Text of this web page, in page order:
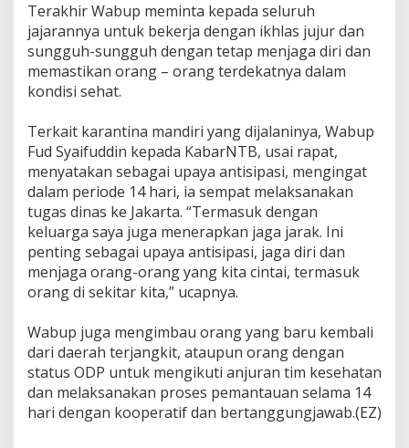
Terakhir Wabup meminta kepada seluruh
jajarannya untuk bekerja dengan ikhlas jujur dan
sungguh-sungguh dengan tetap menjaga diri dan
memastikan orang – orang terdekatnya dalam
kondisi sehat.
Terkait karantina mandiri yang dijalaninya, Wabup
Fud Syaifuddin kepada KabarNTB, usai rapat,
menyatakan sebagai upaya antisipasi, mengingat
dalam periode 14 hari, ia sempat melaksanakan
tugas dinas ke Jakarta. “Termasuk dengan
keluarga saya juga menerapkan jaga jarak. Ini
penting sebagai upaya antisipasi, jaga diri dan
menjaga orang-orang yang kita cintai, termasuk
orang di sekitar kita,” ucapnya.
Wabup juga mengimbau orang yang baru kembali
dari daerah terjangkit, ataupun orang dengan
status ODP untuk mengikuti anjuran tim kesehatan
dan melaksanakan proses pemantauan selama 14
hari dengan kooperatif dan bertanggungjawab.(EZ)